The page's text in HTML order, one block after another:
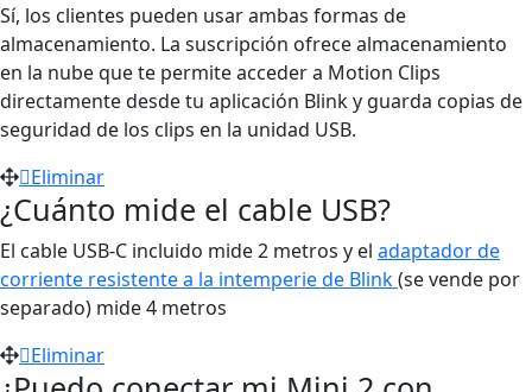
Sí, los clientes pueden usar ambas formas de
almacenamiento. La suscripción ofrece almacenamiento
en la nube que te permite acceder a Motion Clips
directamente desde tu aplicación Blink y guarda copias de
seguridad de los clips en la unidad USB.
Eliminar
¿Cuánto mide el cable USB?
El cable USB-C incluido mide 2 metros y el adaptador de
corriente resistente a la intemperie de Blink(se vende por
separado) mide 4 metros
Eliminar